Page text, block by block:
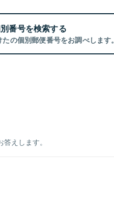
番号を検索する
の個別郵便番号をお調べします。
えします。